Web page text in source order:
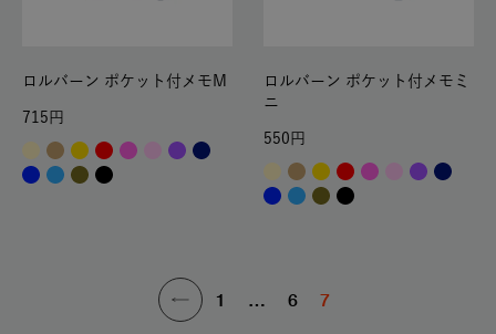
ロルバーン ポケット付メモM
715
ロルバーン ポケット付メモミ
ニ
550
1 … 6 7